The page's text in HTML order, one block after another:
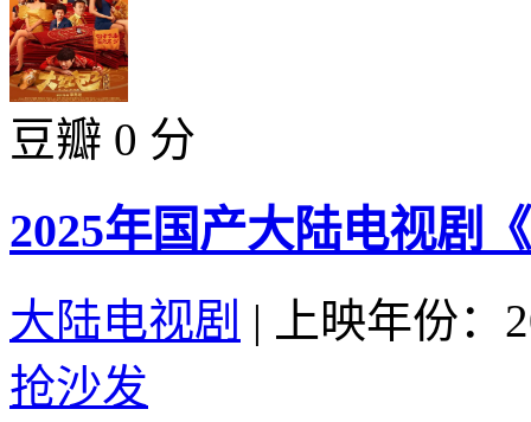
豆瓣 0 分
2025年国产大陆电视剧
大陆电视剧 |
上映年份：
抢沙发